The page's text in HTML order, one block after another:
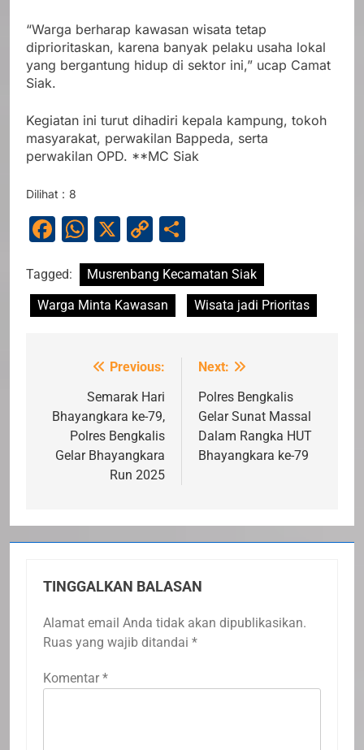
“Warga berharap kawasan wisata tetap
diprioritaskan, karena banyak pelaku usaha lokal
yang bergantung hidup di sektor ini,” ucap Camat
Siak.
Kegiatan ini turut dihadiri kepala kampung, tokoh
masyarakat, perwakilan Bappeda, serta
perwakilan OPD. **MC Siak
Dilihat : 8
Facebook
WhatsApp
X
Copy
Link
Tagged:
Musrenbang Kecamatan Siak
Warga Minta Kawasan
Wisata jadi Prioritas
NavigasiPrevious:
Semarak Hari
Bhayangkara ke-79,
Polres Bengkalis
Gelar Bhayangkara
Run 2025
Next:
Polres Bengkalis
Gelar Sunat Massal
Dalam Rangka HUT
Bhayangkara ke-79
TINGGALKAN BALASAN
Alamat email Anda tidak akan dipublikasikan.
Ruas yang wajib ditandai *
Komentar *